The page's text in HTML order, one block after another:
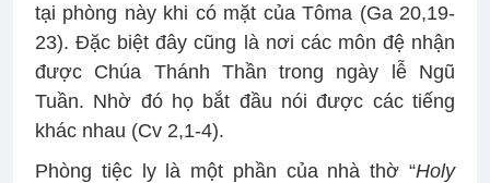
tại phòng này khi có mặt của Tôma (Ga 20,19-
23). Đặc biệt đây cũng là nơi các môn đệ nhận
được Chúa Thánh Thần trong ngày lễ Ngũ
Tuần. Nhờ đó họ bắt đầu nói được các tiếng
khác nhau (Cv 2,1-4).
Phòng tiệc ly là một phần của nhà thờ “Holy